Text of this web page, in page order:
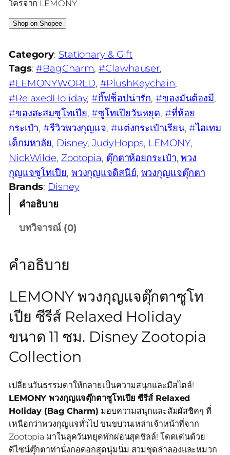
ใครจาก LEMONY
Shop on Shopee
Category: Stationary & Gift
Tags:#BagCharm, #Clawhauser
#LEMONYWORLD, #PlushKeychain
#RelaxedHoliday, #กิ๊ฟช็อปน่ารัก, #ของมันต้องมี
#ของสะสมซูโทเปีย, #ซูโทเปียวันหยุด, #ที่ห้อย
กระเป๋า, #รีวิวพวงกุญแจ, #แต่งกระเป๋าเรียน, #ไอเทม
เด็กมหาลัย, Disney, JudyHopps, LEMONY
NickWilde, Zootopia, ตุ๊กตาห้อยกระเป๋า, พวง
กุญแจซูโทเปีย, พวงกุญแจดิสนีย์, พวงกุญแจตุ๊กตา
Brands: Disney
คำอธิบาย
บทวิจารณ์ (0)
คำอธิบาย
LEMONY พวงกุญแจตุ๊กตาซูโท
เปีย ซีรีส์ Relaxed Holiday
ขนาด 11 ซม. Disney Zootopia
Collection
เปลี่ยนวันธรรมดาให้กลายเป็นความสนุกและมีสไตล์!
LEMONY พวงกุญแจตุ๊กตาซูโทเปีย ซีรีส์ Relaxed
Holiday (Bag Charm) มอบความสนุกและสัมผัสชิคๆ ที่
เหนือกว่าพวงกุญแจทั่วไป ขนขบวนเหล่าเจ้าหน้าที่จาก
Zootopia มาในลุควันหยุดพักผ่อนสุดชิลล์! โดดเด่นด้วย
ดีไซน์ตุ๊กตาท่านั่งกอดอกสุดนุ่มนิ่ม สวมชุดลำลองและหมวก